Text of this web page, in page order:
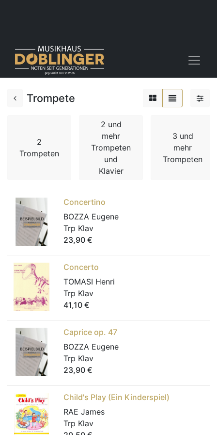
Trompete
2
Trompeten
2 und
mehr
Trompeten
und
Klavier
3 und
mehr
Trompeten
Concertino
BOZZA Eugene
Trp Klav
23,90 €
Concerto
TOMASI Henri
Trp Klav
41,10 €
Caprice op. 47
BOZZA Eugene
Trp Klav
23,90 €
Child's Play (Ein Kinderspiel)
RAE James
Trp Klav